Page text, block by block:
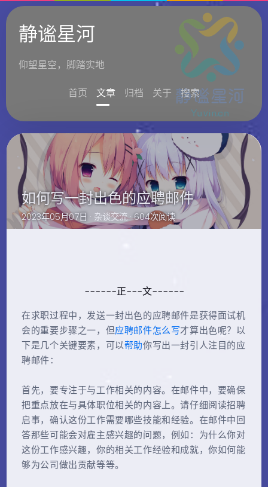
静谧星河
仰望星空，脚踏实地
首页
文章 归档 关于 搜索
如何写一封出色的应聘邮件
2023年05月07日 · 杂谈交流· 604次阅读
------正---文------
在求职过程中，发送一封出色的应聘邮件是获得面试机
会的重要步骤之一，但应聘邮件怎么写才算出色呢？以
下是几个关键要素，可以帮助你写出一封引人注目的应
聘邮件：
首先，要专注于与工作相关的内容。在邮件中，要确保
把重点放在与具体职位相关的内容上。请仔细阅读招聘
启事，确认这份工作需要哪些技能和经验。在邮件中回
答那些可能会对雇主感兴趣的问题，例如：为什么你对
这份工作感兴趣，你的相关工作经验和成就，你如何能
够为公司做出贡献等等。